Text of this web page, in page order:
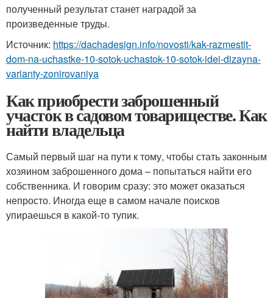
полученный результат станет наградой за
произведенные труды.
Источник: https://dachadesign.info/novosti/kak-razmestit-
dom-na-uchastke-10-sotok-uchastok-10-sotok-idei-dizayna-
varianty-zonirovaniya
Как приобрести заброшенный
участок в садовом товариществе. Как
найти владельца
Самый первый шаг на пути к тому, чтобы стать законным
хозяином заброшенного дома – попытаться найти его
собственника. И говорим сразу: это может оказаться
непросто. Иногда еще в самом начале поисков
упираешься в какой-то тупик.